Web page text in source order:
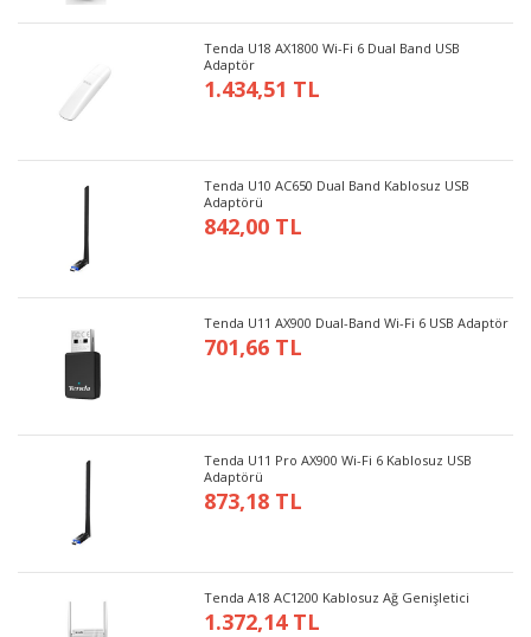
Tenda U18 AX1800 Wi-Fi 6 Dual Band USB
Adaptör
1.434,51 TL
Tenda U10 AC650 Dual Band Kablosuz USB
Adaptörü
842,00 TL
Tenda U11 AX900 Dual-Band Wi-Fi 6 USB Adaptör
701,66 TL
Tenda U11 Pro AX900 Wi-Fi 6 Kablosuz USB
Adaptörü
873,18 TL
Tenda A18 AC1200 Kablosuz Ağ Genişletici
1.372,14 TL